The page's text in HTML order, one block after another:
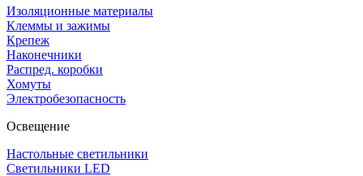
Изоляционные материалы
Клеммы и зажимы
Крепеж
Наконечники
Распред. коробки
Хомуты
Электробезопасность
Освещение
Настольные светильники
Светильники LED